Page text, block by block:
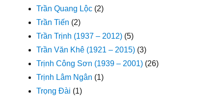
Trần Quang Lộc (2)
Trần Tiến (2)
Trần Trịnh (1937 – 2012) (5)
Trần Văn Khê (1921 – 2015) (3)
Trịnh Công Sơn (1939 – 2001) (26)
Trịnh Lâm Ngân (1)
Trọng Đài (1)